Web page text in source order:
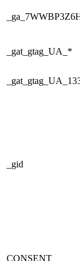
_gat_gtag_UA_*
_gid
CONSENT